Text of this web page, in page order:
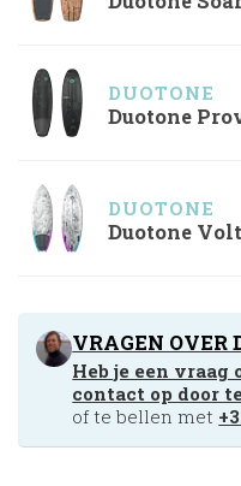
DUOTONE
Duotone
DUOTONE
Duotone
VRAGEN OVER
Heb je een
contact op door
of te bellen met